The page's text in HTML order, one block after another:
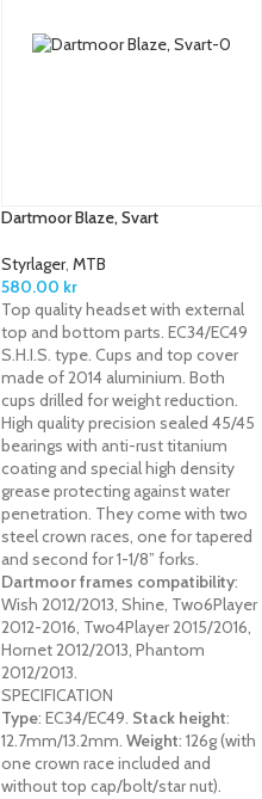
Dartmoor Blaze, Svart
Styrlager, MTB
580.00 kr
Top quality headset with external
top and bottom parts. EC34/EC49
S.H.I.S. type. Cups and top cover
made of 2014 aluminium. Both
cups drilled for weight reduction.
High quality precision sealed 45/45
bearings with anti-rust titanium
coating and special high density
grease protecting against water
penetration. They come with two
steel crown races, one for tapered
and second for 1-1/8” forks.
Dartmoor frames compatibility:
Wish 2012/2013, Shine, Two6Player
2012-2016, Two4Player 2015/2016,
Hornet 2012/2013, Phantom
2012/2013.
SPECIFICATION
Type: EC34/EC49. Stack height:
12.7mm/13.2mm. Weight: 126g (with
one crown race included and
without top cap/bolt/star nut).